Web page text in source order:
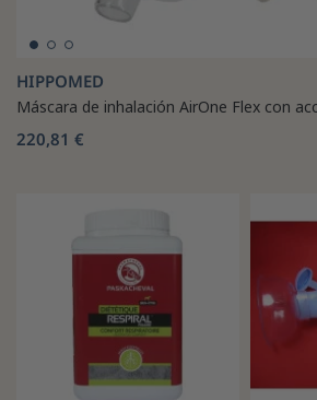
HIPPOMED
Máscara de inhalación AirOne Flex con
220,81 €